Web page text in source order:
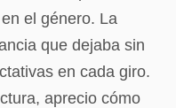
el género. La
que dejaba sin
en cada giro.
aprecio cómo